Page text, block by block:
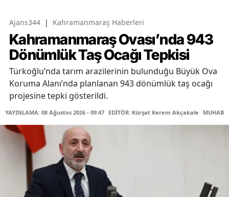
Ajans344 | Kahramanmaraş Haberleri
Kahramanmaraş Ovası’nda 943
Dönümlük Taş Ocağı Tepkisi
Türkoğlu’nda tarım arazilerinin bulunduğu Büyük Ova
Koruma Alanı’nda planlanan 943 dönümlük taş ocağı
projesine tepki gösterildi.
YAYINLAMA: 08 Ağustos 2026 - 09:47 EDİTÖR: Kürşat Kerem Akçakale